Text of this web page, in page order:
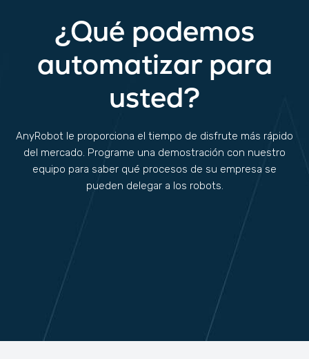
¿Qué podemos
automatizar para
usted?
AnyRobot le proporciona el tiempo de disfrute más rápido
del mercado. Programe una demostración con nuestro
equipo para saber qué procesos de su empresa se
pueden delegar a los robots.